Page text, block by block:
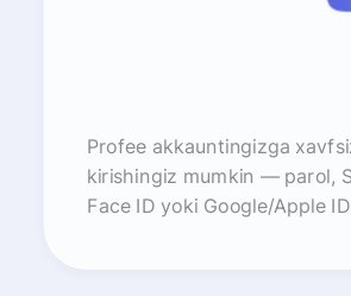
Profee akkauntingizga
kirishingiz mumkin — parol,
Face ID yoki Google/Apple